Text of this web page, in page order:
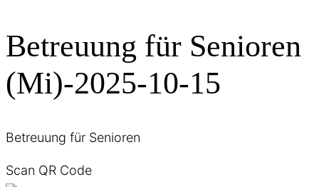
Betreuung für Senioren
(Mi)-2025-10-15
Betreuung für Senioren
Scan QR Code